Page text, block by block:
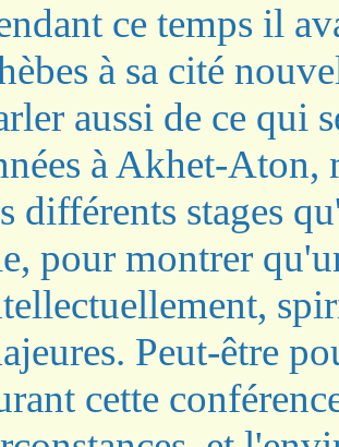
ce temps il
à sa cité
aussi de ce qui
à Akhet-Aton,
différents stages
pour montrer
Peut-être
cette